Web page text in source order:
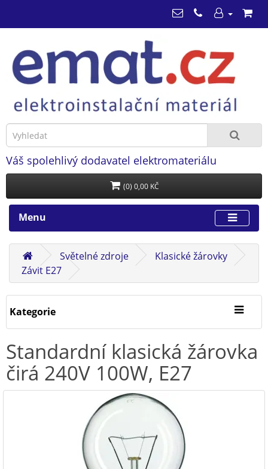
Váš spolehlivý dodavatel elektromateriálu
(0) 0,00 KČ
Menu
Světelné zdroje
Klasické žárovky
Závit E27
Kategorie
Standardní klasická žárovka
čirá 240V 100W, E27